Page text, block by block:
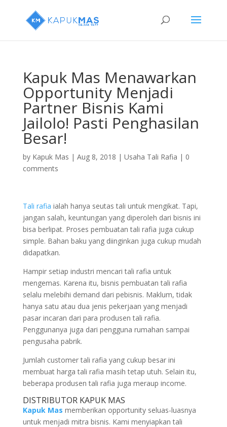
Kapuk Mas Menawarkan
Opportunity Menjadi
Partner Bisnis Kami
Jailolo! Pasti Penghasilan
Besar!
by Kapuk Mas | Aug 8, 2018 | Usaha Tali Rafia | 0
comments
Tali rafia ialah hanya seutas tali untuk mengikat. Tapi,
jangan salah, keuntungan yang diperoleh dari bisnis ini
bisa berlipat. Proses pembuatan tali rafia juga cukup
simple. Bahan baku yang diinginkan juga cukup mudah
didapatkan.
Hampir setiap industri mencari tali rafia untuk
mengemas. Karena itu, bisnis pembuatan tali rafia
selalu melebihi demand dari pebisnis. Maklum, tidak
hanya satu atau dua jenis pekerjaan yang menjadi
pasar incaran dari para produsen tali rafia.
Penggunanya juga dari pengguna rumahan sampai
pengusaha pabrik.
Jumlah customer tali rafia yang cukup besar ini
membuat harga tali rafia masih tetap utuh. Selain itu,
beberapa produsen tali rafia juga meraup income.
DISTRIBUTOR KAPUK MAS
Kapuk Mas memberikan opportunity seluas-luasnya
untuk menjadi mitra bisnis. Kami menyiapkan tali